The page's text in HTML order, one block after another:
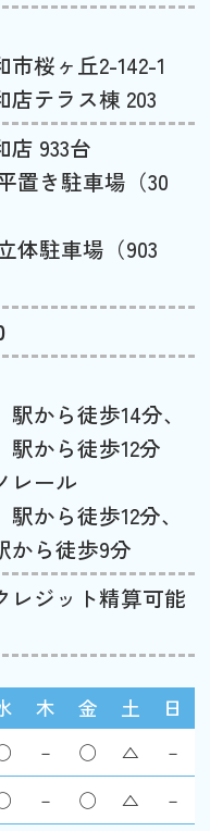
桜ヶ丘2-142-1
店テラス棟 203
店 933台
置き駐車場（30
体駐車場（903
駅から徒歩14分、
駅から徒歩12分
レール
駅から徒歩12分、
から徒歩9分
レジット精算可能
木 金 土 日
－ ◯ △ －
－ ◯ △ －